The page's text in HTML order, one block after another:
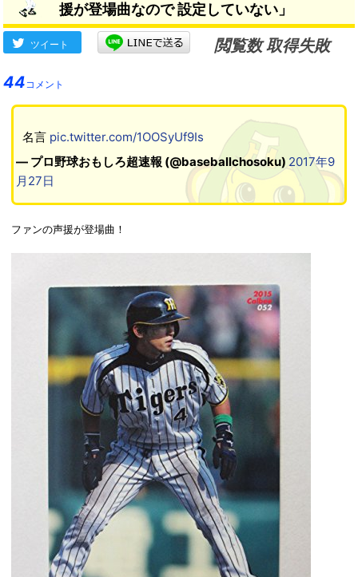
援が登場曲なので 設定していない」
ツイート
閲覧数 取得失敗
44コメント
名言 pic.twitter.com/1OOSyUf9Is
— プロ野球おもしろ超速報 (@baseballchosoku) 2017年9
月27日
ファンの声援が登場曲！